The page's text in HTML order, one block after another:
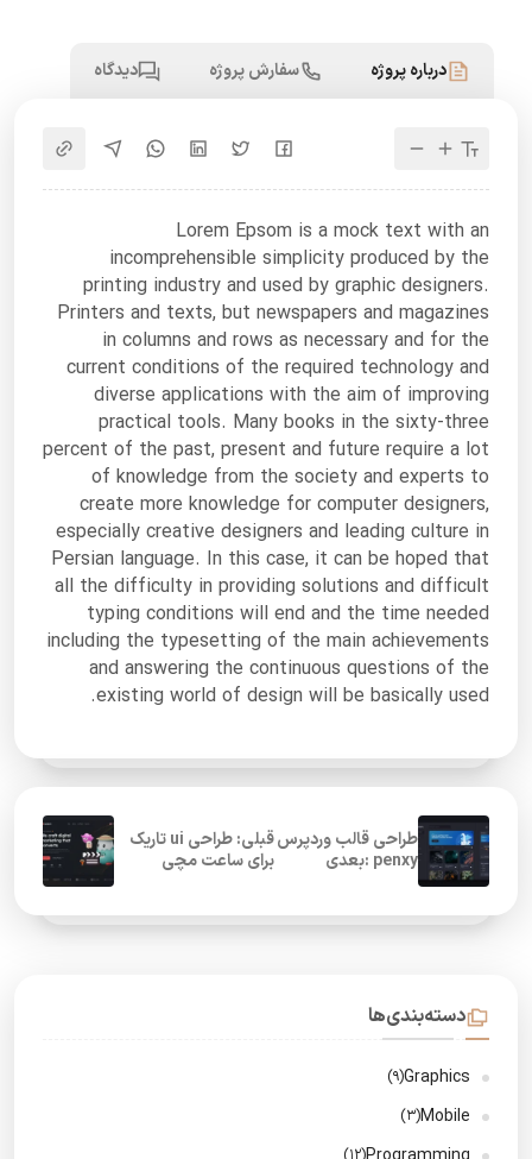
درباره پروژه سفارش پروژه دیدگاه
Lorem Epsom is a mock text with an
incomprehensible simplicity produced by the
printing industry and used by graphic designers.
Printers and texts, but newspapers and magazines
in columns and rows as necessary and for the
current conditions of the required technology and
diverse applications with the aim of improving
practical tools. Many books in the sixty-three
percent of the past, present and future require a lot
of knowledge from the society and experts to
create more knowledge for computer designers,
especially creative designers and leading culture in
Persian language. In this case, it can be hoped that
all the difficulty in providing solutions and difficult
typing conditions will end and the time needed
including the typesetting of the main achievements
and answering the continuous questions of the
existing world of design will be basically used.
طراحی قالب وردپرس
penxy :بعدی
قبلی: طراحی ui تاریک
برای ساعت مچی
دسته‌بندی‌ها
Graphics
(9)
Mobile
(3)